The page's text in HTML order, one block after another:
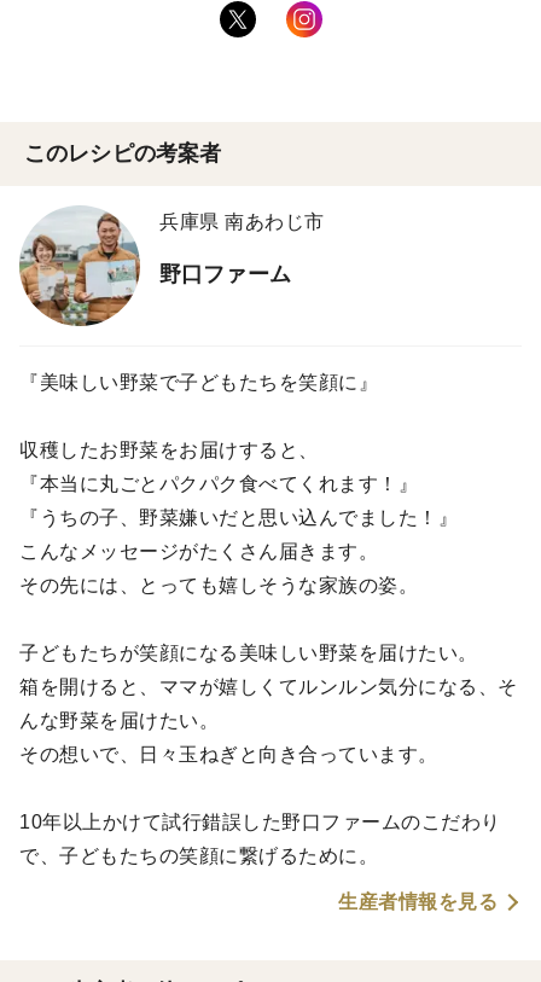
このレシピの考案者
兵庫県 南あわじ市
野口ファーム
『美味しい野菜で子どもたちを笑顔に』
収穫したお野菜をお届けすると、
『本当に丸ごとパクパク食べてくれます！』
『うちの子、野菜嫌いだと思い込んでました！』
こんなメッセージがたくさん届きます。
その先には、とっても嬉しそうな家族の姿。
子どもたちが笑顔になる美味しい野菜を届けたい。
箱を開けると、ママが嬉しくてルンルン気分になる、そ
んな野菜を届けたい。
その想いで、日々玉ねぎと向き合っています。
10年以上かけて試行錯誤した野口ファームのこだわり
で、子どもたちの笑顔に繋げるために。
生産者情報を見る